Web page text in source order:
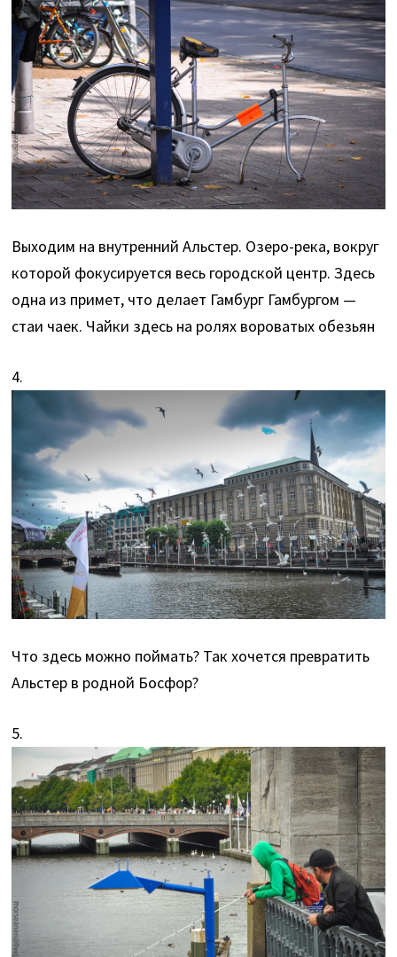
Выходим на внутренний Альстер. Озеро-река, вокруг
которой фокусируется весь городской центр. Здесь
одна из примет, что делает Гамбург Гамбургом —
стаи чаек. Чайки здесь на ролях вороватых обезьян
4.
Что здесь можно поймать? Так хочется превратить
Альстер в родной Босфор?
5.